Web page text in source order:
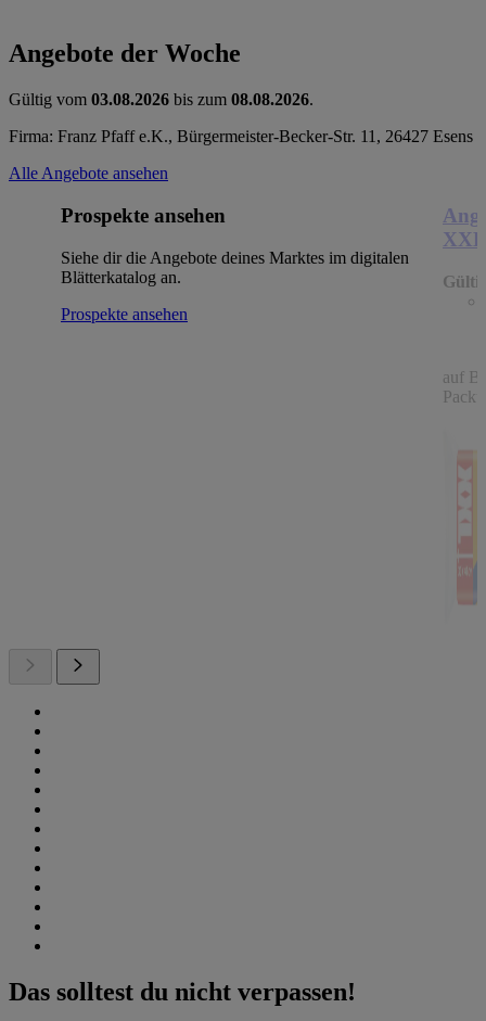
Angebote der Woche
Gültig vom 03.08.2026 bis zum 08.08.2026.
Firma: Franz Pfaff e.K., Bürgermeister-Becker-Str. 11, 26427 Esens
Alle Angebote ansehen
Prospekte ansehen
Siehe dir die Angebote deines Marktes im digitalen
Blätterkatalog an.
Prospekte ansehen
XXL
auf
Das solltest du nicht verpassen!